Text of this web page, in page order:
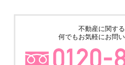
不動産に関す
何でもお気軽にお問